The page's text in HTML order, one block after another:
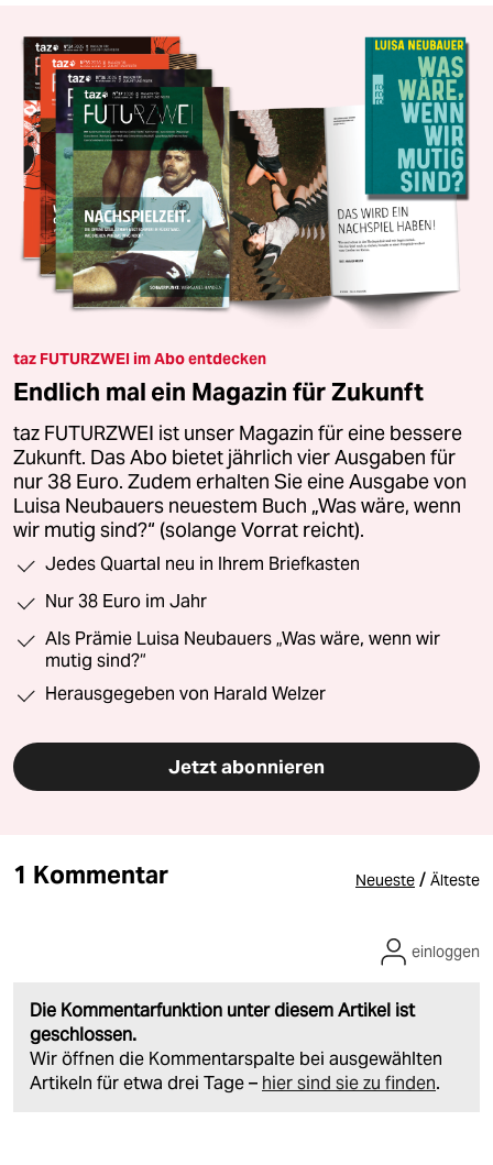
taz FUTURZWEI im Abo entdecken
Endlich mal ein Magazin für Zukunft
taz FUTURZWEI ist unser Magazin für eine bessere
Zukunft. Das Abo bietet jährlich vier Ausgaben für
nur 38 Euro. Zudem erhalten Sie eine Ausgabe von
Luisa Neubauers neuestem Buch „Was wäre, wenn
wir mutig sind?“ (solange Vorrat reicht).
Jedes Quartal neu in Ihrem Briefkasten
Nur 38 Euro im Jahr
Als Prämie Luisa Neubauers „Was wäre, wenn wir
mutig sind?“
Herausgegeben von Harald Welzer
Jetzt abonnieren
1 Kommentar Neueste / Älteste
Die Kommentarfunktion unter diesem Artikel ist
geschlossen.
Wir öffnen die Kommentarspalte bei ausgewählten
Artikeln für etwa drei Tage – hier sind sie zu finden.
einloggen